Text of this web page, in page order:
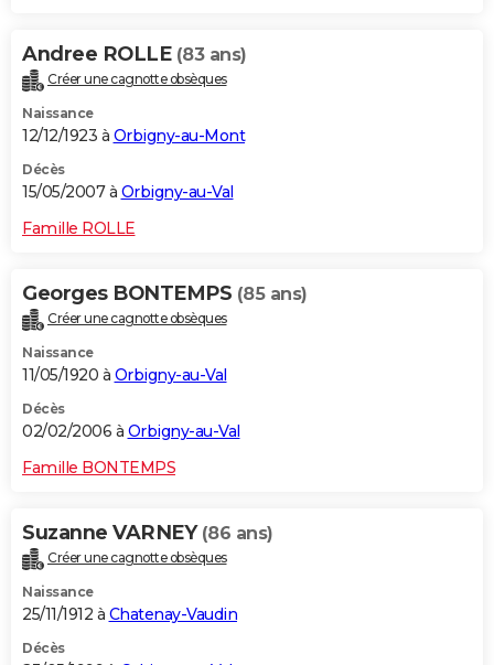
Andree ROLLE (83 ans)
Créer une cagnotte obsèques
Naissance
12/12/1923 à Orbigny-au-Mont
Décès
15/05/2007 à Orbigny-au-Val
Famille ROLLE
Georges BONTEMPS (85 ans)
Créer une cagnotte obsèques
Naissance
11/05/1920 à Orbigny-au-Val
Décès
02/02/2006 à Orbigny-au-Val
Famille BONTEMPS
Suzanne VARNEY (86 ans)
Créer une cagnotte obsèques
Naissance
25/11/1912 à Chatenay-Vaudin
Décès